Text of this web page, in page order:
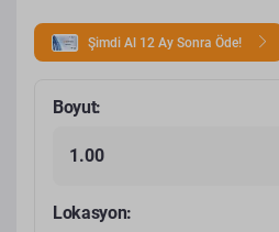
Şimdi Al 12 Ay Sonra Öde!
Boyut:
1.00
Lokasyon: